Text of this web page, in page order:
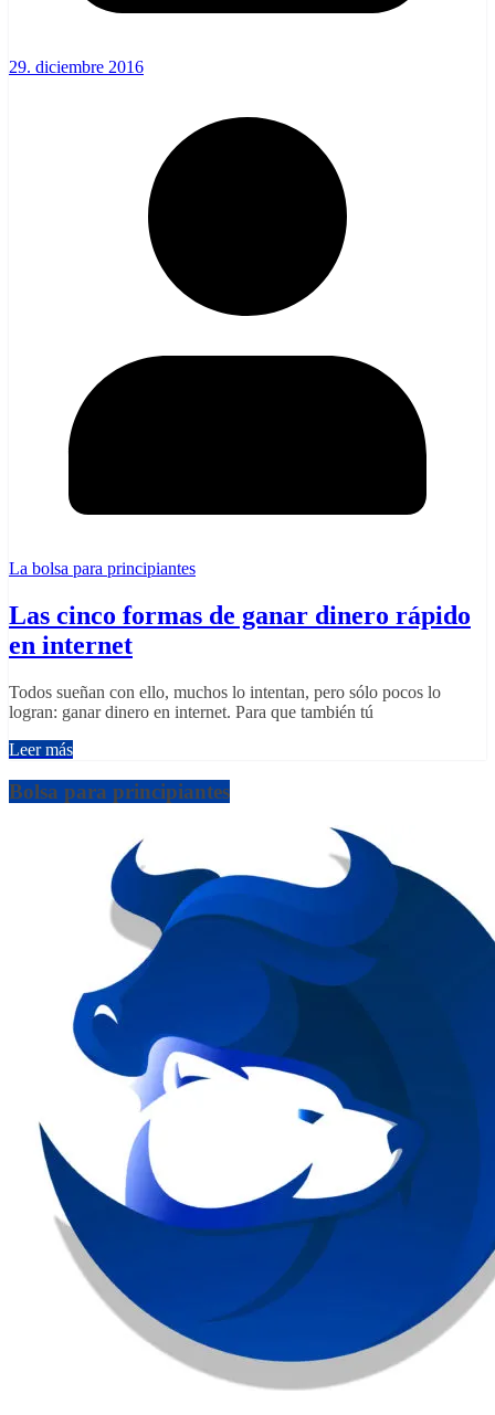
29. diciembre 2016
La bolsa para principiantes
Las cinco formas de ganar dinero rápido
en internet
Todos sueñan con ello, muchos lo intentan, pero sólo pocos lo
logran: ganar dinero en internet. Para que también tú
Leer más
Bolsa para principiantes